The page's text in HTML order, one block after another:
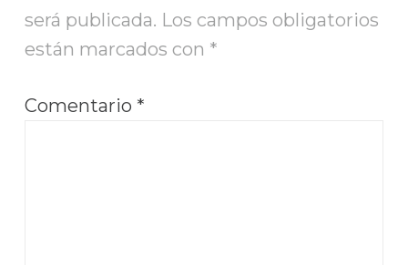
será publicada. Los campos obligatorios
están marcados con *
Comentario *